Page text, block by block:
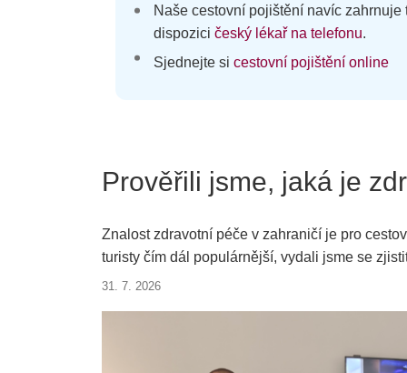
Naše cestovní pojištění navíc
dispozici český lékař na telefonu.
Sjednejte si cestovní pojištění online
Prověřili jsme, jaká je
Znalost zdravotní péče v zahraničí je pro
turisty čím dál populárnější, vydali jsme se
dostupnost lékařské pomoci pro české turisty.
31. 7. 2026